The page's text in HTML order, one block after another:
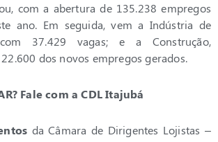
com a abertura de 135.238 empregos
ano. Em seguida, vem a Indústria de
com 37.429 vagas; e a Construção,
dos novos empregos gerados.
Fale com a CDL Itajubá
da Câmara de Dirigentes Lojistas –